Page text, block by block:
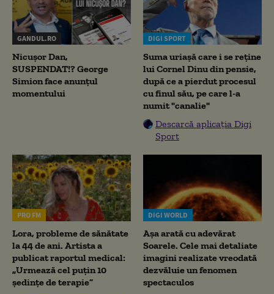
GANDUL.RO
Nicușor Dan,
SUSPENDAT!? George
Simion face anunțul
momentului
DIGI SPORT
Suma uriașă care i se reține
lui Cornel Dinu din pensie,
după ce a pierdut procesul
cu finul său, pe care l-a
numit "canalie"
Descarcă aplicația Digi
Sport
PRO FM
Lora, probleme de sănătate
la 44 de ani. Artista a
publicat raportul medical:
„Urmează cel puțin 10
ședințe de terapie”
DIGI WORLD
Așa arată cu adevărat
Soarele. Cele mai detaliate
imagini realizate vreodată
dezvăluie un fenomen
spectaculos